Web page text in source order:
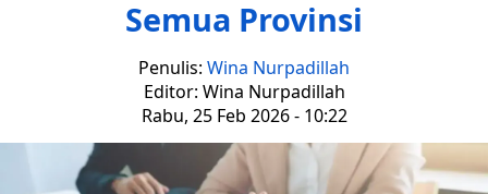
Semua Provinsi
Penulis: Wina Nurpadillah
Editor: Wina Nurpadillah
Rabu, 25 Feb 2026 - 10:22